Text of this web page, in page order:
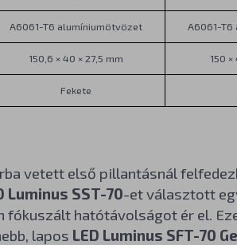
A6061-T6 alumíniumötvözet A6061-
150,6 × 40 × 27,5 mm 150
Fekete
vetett első pillantásnál
Luminus SST-70-et választott
fókuszált hatótávolságot ér el.
lapos LED Luminus SFT-70